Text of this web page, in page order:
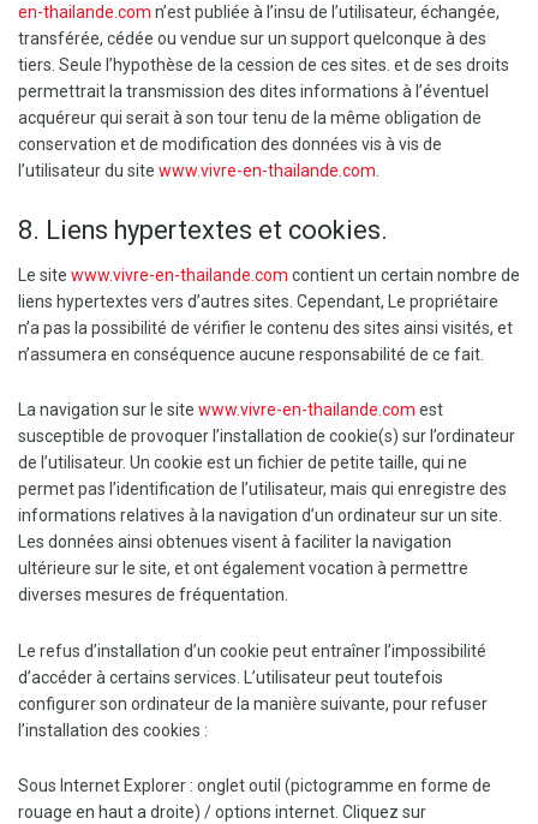
en-thailande.com n’est publiée à l’insu de l’utilisateur, échangée,
transférée, cédée ou vendue sur un support quelconque à des
tiers. Seule l’hypothèse de la cession de ces sites. et de ses droits
permettrait la transmission des dites informations à l’éventuel
acquéreur qui serait à son tour tenu de la même obligation de
conservation et de modification des données vis à vis de
l’utilisateur du site www.vivre-en-thailande.com
8. Liens hypertextes et cookies.
Le site www.vivre-en-thailande.com contient un certain nombre de
liens hypertextes vers d’autres sites. Cependant, Le propriétaire
n’a pas la possibilité de vérifier le contenu des sites ainsi visités, et
n’assumera en conséquence aucune responsabilité de ce fait.
La navigation sur le site www.vivre-en-thailande.com est
susceptible de provoquer l’installation de cookie(s) sur l’ordinateur
de l’utilisateur. Un cookie est un fichier de petite taille, qui ne
permet pas l’identification de l’utilisateur, mais qui enregistre des
informations relatives à la navigation d’un ordinateur sur un site.
Les données ainsi obtenues visent à faciliter la navigation
ultérieure sur le site, et ont également vocation à permettre
diverses mesures de fréquentation.
Le refus d’installation d’un cookie peut entraîner l’impossibilité
d’accéder à certains services. L’utilisateur peut toutefois
configurer son ordinateur de la manière suivante, pour refuser
l’installation des cookies :
Sous Internet Explorer : onglet outil (pictogramme en forme de
rouage en haut a droite) / options internet. Cliquez sur